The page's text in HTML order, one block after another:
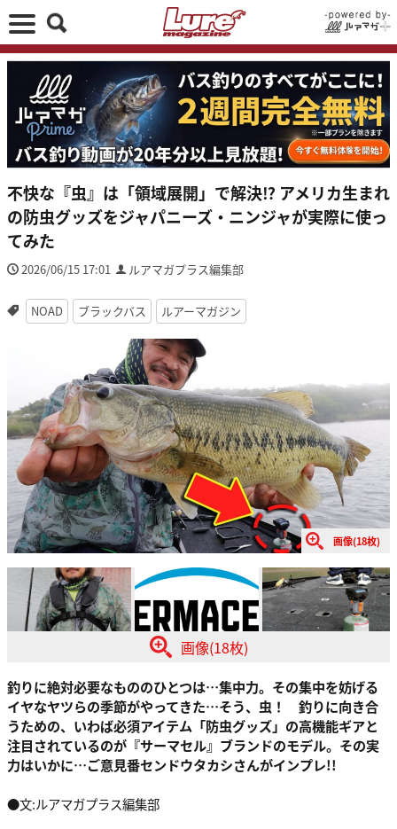
不快な『虫』は「領域展開」で解決⁉ アメリカ生まれ
の防虫グッズをジャパニーズ・ニンジャが実際に使っ
てみた
2026/06/15 17:01 ルアマガプラス編集部
NOAD ブラックバス ルアーマガジン
画像(18枚)
画像(18枚)
釣りに絶対必要なもののひとつは…集中力。その集中を妨げる
イヤなヤツらの季節がやってきた…そう、虫！ 釣りに向き合
うための、いわば必須アイテム「防虫グッズ」の高機能ギアと
注目されているのが『サーマセル』ブランドのモデル。その実
力はいかに…ご意見番センドウタカシさんがインプレ!!
●文:ルアマガプラス編集部